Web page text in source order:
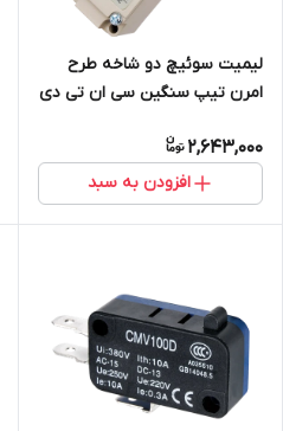
لیمیت سوئیچ دو شاخه طرح
امرن تیپ سنگین سی ان تی دی
2,643,000
افزودن به سبد